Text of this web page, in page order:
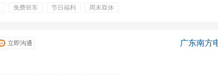
免费班车 节日福利
周末双休
立即沟通 广东南方